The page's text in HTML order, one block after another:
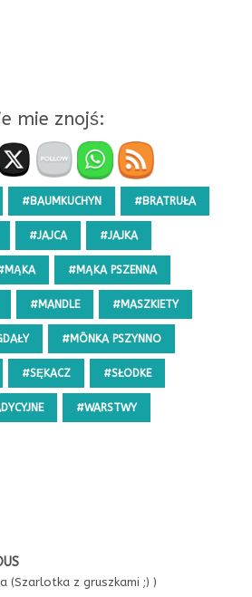
mie znojś:
#BAUMKUCHYN #BRATRUŁA
#JAJCA #JAJKA
#MĄKA PSZENNA
#MANDLE #MASZKIETY
#MŌNKA PSZYNNO
#SĘKACZ #SŁODKE
#WARSTWY
(Szarlotka z gruszkami ;) )